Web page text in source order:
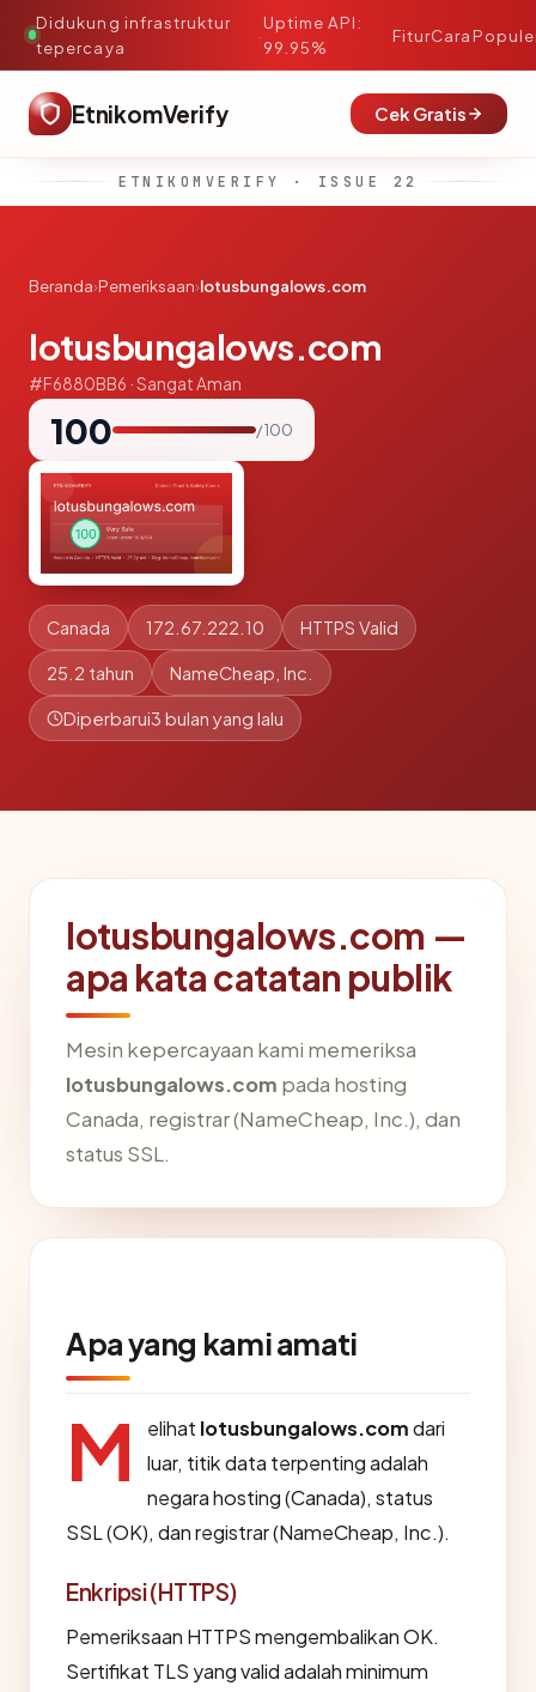
Didukung infrastruktur
tepercaya
·
Uptime API:
99.95%
FiturCara
EtnikomVerify Cek Gratis
ETNIKOMVERIFY · ISSUE 22
Beranda›Pemeriksaan›lotusbungalows.com
lotusbungalows.com
#F6880BB6 · Sangat Aman
100 / 100
Canada 172.67.222.10 HTTPS Valid
25.2 tahun NameCheap, Inc.
Diperbarui3 bulan yang lalu
lotusbungalows.com —
apa kata catatan publik
Mesin kepercayaan kami memeriksa
lotusbungalows.com pada hosting
Canada, registrar (NameCheap, Inc.), dan
status SSL.
Apa yang kami amati
M elihat lotusbungalows.comdari
luar, titik data terpenting adalah
negara hosting (Canada), status
SSL (OK), dan registrar (NameCheap, Inc.).
Enkripsi (HTTPS)
Pemeriksaan HTTPS mengembalikan OK.
Sertifikat TLS yang valid adalah minimum